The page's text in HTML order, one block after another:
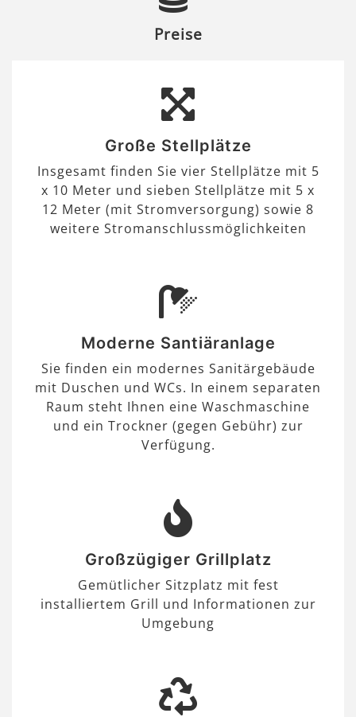
Preise
Große Stellplätze
Insgesamt finden Sie vier Stellplätze mit 5
x 10 Meter und sieben Stellplätze mit 5 x
12 Meter (mit Stromversorgung) sowie 8
weitere Stromanschlussmöglichkeiten
Moderne Santiäranlage
Sie finden ein modernes Sanitärgebäude
mit Duschen und WCs. In einem separaten
Raum steht Ihnen eine Waschmaschine
und ein Trockner (gegen Gebühr) zur
Verfügung.
Großzügiger Grillplatz
Gemütlicher Sitzplatz mit fest
installiertem Grill und Informationen zur
Umgebung